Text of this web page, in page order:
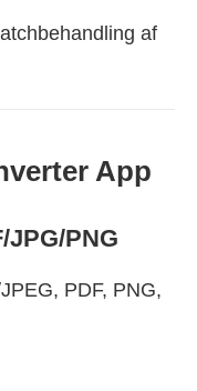
af
App
PNG
PDF, PNG,